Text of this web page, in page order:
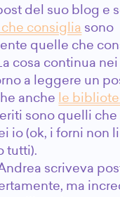
del suo blog e
consiglia sono
quelle che
cosa continua
a leggere un
anche le
sono quelli che
io (ok, i forni non li
tutti).
scriveva
ma